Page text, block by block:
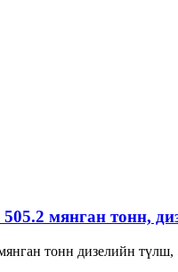
мянган тонн,
тонн дизелийн түлш,